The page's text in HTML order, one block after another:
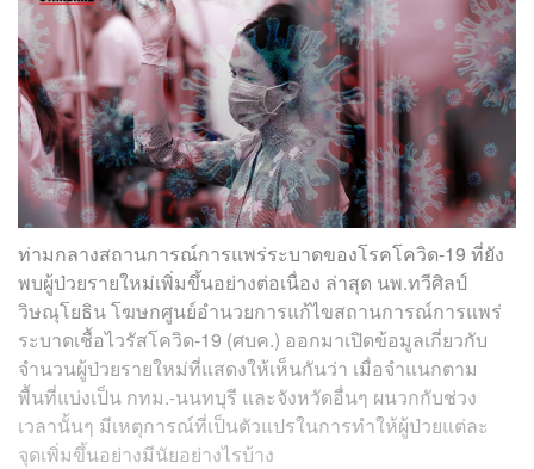
ท่ามกลางสถานการณ์การแพร่ระบาดของโรคโควิด-19 ที่ยัง
พบผู้ป่วยรายใหม่เพิ่มขึ้นอย่างต่อเนื่อง ล่าสุด นพ.ทวีศิลป์
วิษณุโยธิน โฆษกศูนย์อำนวยการแก้ไขสถานการณ์การแพร่
ระบาดเชื้อไวรัสโควิด-19 (ศบค.) ออกมาเปิดข้อมูลเกี่ยวกับ
จำนวนผู้ป่วยรายใหม่ที่แสดงให้เห็นกันว่า เมื่อจำแนกตาม
พื้นที่แบ่งเป็น กทม.-นนทบุรี และจังหวัดอื่นๆ ผนวกกับช่วง
เวลานั้นๆ มีเหตุการณ์ที่เป็นตัวแปรในการทำให้ผู้ป่วยแต่ละ
จุดเพิ่มขึ้นอย่างมีนัยอย่างไรบ้าง